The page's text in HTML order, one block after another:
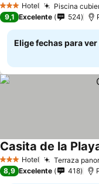
3 Estrellas
Hotel Piscina
9,1 Excelente 524
Elige fechas para
3 Estrellas
Hotel Terraza
Casita de la
8,9 Excelente 418